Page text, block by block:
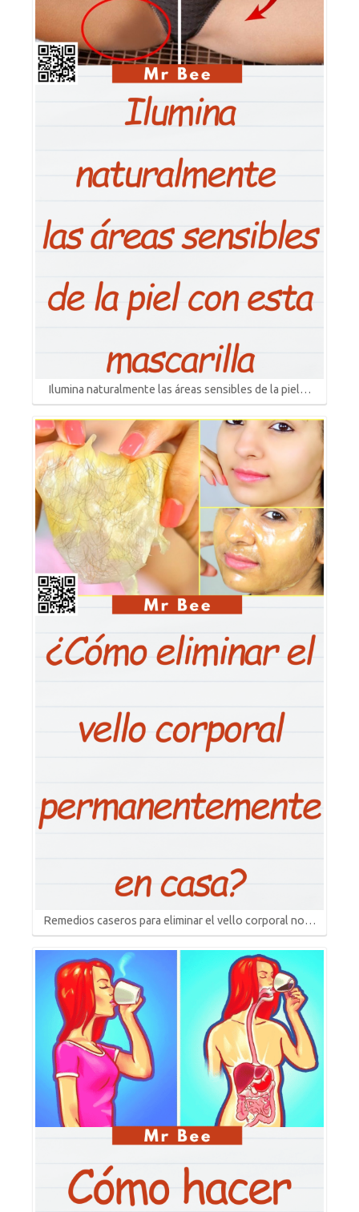
Ilumina naturalmente las áreas sensibles de la piel…
Remedios caseros para eliminar el vello corporal no…